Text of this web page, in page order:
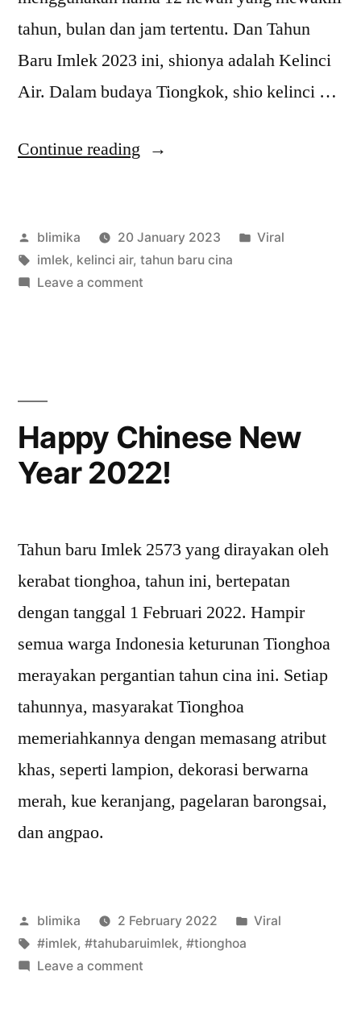
tahun, bulan dan jam tertentu. Dan Tahun
Baru Imlek 2023 ini, shionya adalah Kelinci
Air. Dalam budaya Tiongkok, shio kelinci …
Continue reading “Shio
Tahun
Baru
Posted
by
blimika 20 January 2023
Posted
Viral
Tags:
imlek, kelinci air, tahun baru cina
Leave a commenton
2023!
Happy Chinese New
Year 2022!
Tahun baru Imlek 2573 yang dirayakan oleh
kerabat tionghoa, tahun ini, bertepatan
dengan tanggal 1 Februari 2022. Hampir
semua warga Indonesia keturunan Tionghoa
merayakan pergantian tahun cina ini. Setiap
tahunnya, masyarakat Tionghoa
memeriahkannya dengan memasang atribut
khas, seperti lampion, dekorasi berwarna
merah, kue keranjang, pagelaran barongsai,
dan angpao.
Posted
by
blimika 2 February 2022
Posted
Viral
Tags:
#imlek, #tahubaruimlek, #tionghoa
Leave a commenton